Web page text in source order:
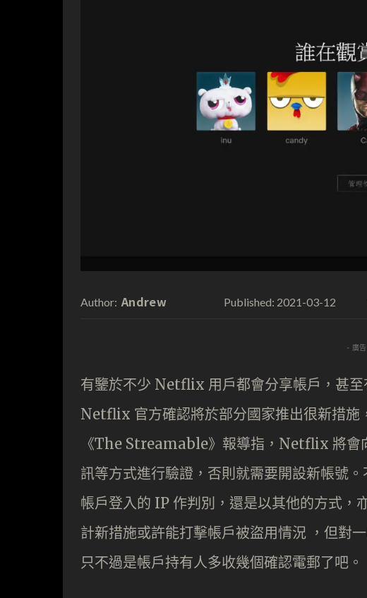
Author: Andrew Published: 2021-03-12
- 廣
有鑒於不少 Netflix 用戶都會分享帳戶，甚
Netflix 官方確認將於部分國家推出很新措施
《The Streamable》報導指，Netflix 將會
訊等方式進行驗證，否則就需要開設新帳號
帳戶登入的 IP 作判別，還是以其他的方式，
計新措施或許能打擊帳戶被盜用情況 ，但對
只不過是帳戶持有人多收幾個確認電郵了吧。